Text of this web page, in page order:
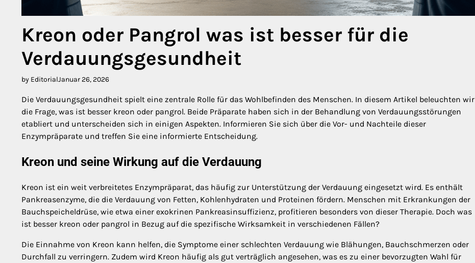
Kreon oder Pangrol was ist besser für die
Verdauungsgesundheit
by EditorialJanuar 26, 2026
Die Verdauungsgesundheit spielt eine zentrale Rolle für das Wohlbefinden des Menschen. In diesem Artikel beleuchten wir
die Frage, was ist besser kreon oder pangrol. Beide Präparate haben sich in der Behandlung von Verdauungsstörungen
etabliert und unterscheiden sich in einigen Aspekten. Informieren Sie sich über die Vor- und Nachteile dieser
Enzympräparate und treffen Sie eine informierte Entscheidung.
Kreon und seine Wirkung auf die Verdauung
Kreon ist ein weit verbreitetes Enzympräparat, das häufig zur Unterstützung der Verdauung eingesetzt wird. Es enthält
Pankreasenzyme, die die Verdauung von Fetten, Kohlenhydraten und Proteinen fördern. Menschen mit Erkrankungen der
Bauchspeicheldrüse, wie etwa einer exokrinen Pankreasinsuffizienz, profitieren besonders von dieser Therapie. Doch was
ist besser kreon oder pangrol in Bezug auf die spezifische Wirksamkeit in verschiedenen Fällen?
Die Einnahme von Kreon kann helfen, die Symptome einer schlechten Verdauung wie Blähungen, Bauchschmerzen oder
Durchfall zu verringern. Zudem wird Kreon häufig als gut verträglich angesehen, was es zu einer bevorzugten Wahl für